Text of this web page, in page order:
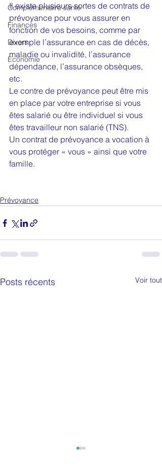
Complémentaire santé
Finances
Divers
Economie
Il existe plusieurs sortes de contrats de
prévoyance pour vous assurer en
fonction de vos besoins, comme par
exemple l’assurance en cas de décès,
maladie ou invalidité, l’assurance
dépendance, l’assurance obsèques,
etc.
Le contre de prévoyance peut être mis
en place par votre entreprise si vous
êtes salarié ou être individuel si vous
êtes travailleur non salarié (TNS).
Un contrat de prévoyance a vocation à
vous protéger « vous » ainsi que votre
famille.
Prévoyance
Posts récents Voir tout